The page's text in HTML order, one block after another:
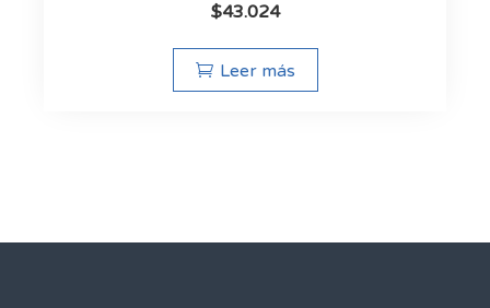
$43.024
Leer más